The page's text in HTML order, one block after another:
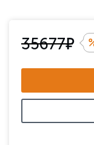
35677е